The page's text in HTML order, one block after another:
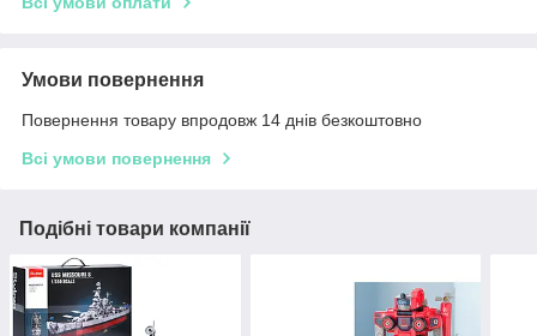
Умови повернення
Повернення товару впродовж 14 днів безкоштовно
Всі умови повернення
Подібні товари компанії